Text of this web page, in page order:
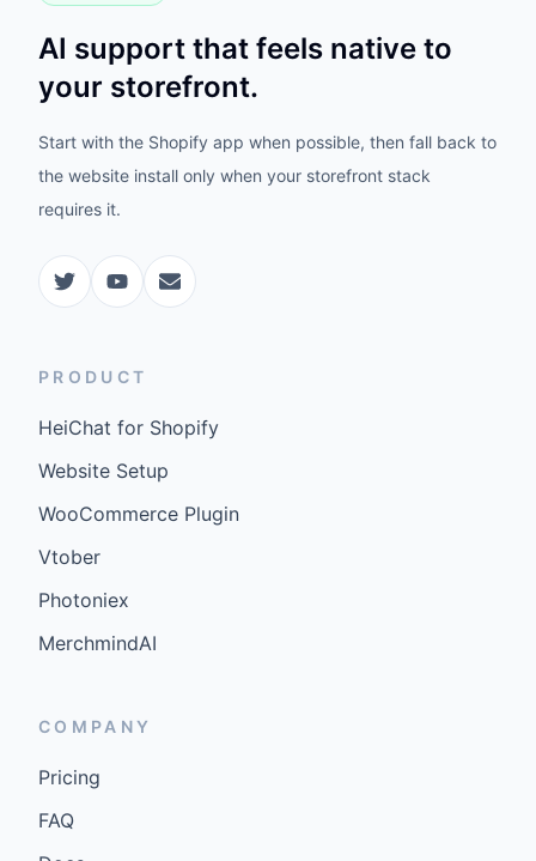
AI support that feels native to
your storefront.
Start with the Shopify app when possible, then fall back to
the website install only when your storefront stack
requires it.
PRODUCT
HeiChat for Shopify
Website Setup
WooCommerce Plugin
Vtober
Photoniex
MerchmindAI
COMPANY
Pricing
FAQ